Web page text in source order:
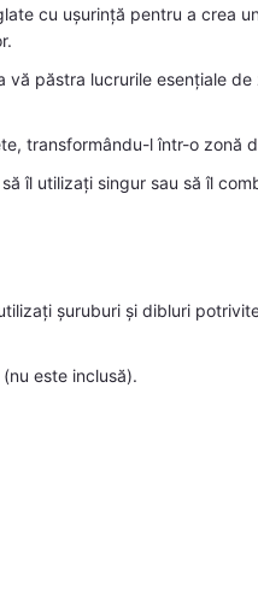
cu ușurință pentru a crea
păstra lucrurile esențiale
transformându-l într-o zonă
îl utilizați singur sau să îl
șuruburi și dibluri
este inclusă).